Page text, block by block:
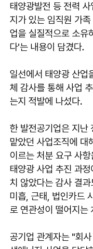
태양광발전 등 전력
지가 있는 임직원 가
업을 실질적으로 소유
다'는 내용이 담겼다.
일선에서 태양광 산업
체 감사를 통해 사업
는지 적발에 나섰다.
한 발전공기업은 지난
맡았던 사업조직에 대
이르는 처분 요구 사
태양광 사업 추진 과
치 않았다는 감사 결
미흡, 근태, 법인카드
로 연관성이 떨어지는
공기업 관계자는 "회